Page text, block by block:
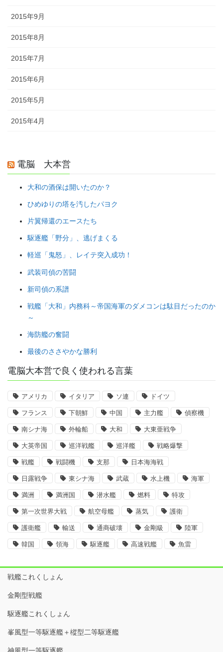
2015年9月
2015年8月
2015年7月
2015年6月
2015年5月
2015年4月
電脳 大本営
大和の酒保は開いたのか？
ひめゆりの塔を汚したパヨク
片翼帰還のエースたち
駆逐艦「野分」、逃げまくる
軽巡「鬼怒」、レイテ突入成功！
武装司偵の苦闘
新司偵の系譜
戦艦「大和」内務科～帝国海軍のダメコンは駄目だったのか
～
海防艦の奮闘
最後のささやかな勝利
電脳大本営で良く使われる言葉
アメリカ イタリア ソ連 ドイツ
フランス 下朝鮮 中国 主力艦 偵察機
南シナ海 外輪船 大和 大東亜戦争
大英帝国 巡洋戦艦 巡洋艦 戦略爆撃
戦艦 戦闘機 支那 日本海海戦
日露戦争 東シナ海 武蔵 水上機 海軍
満洲 満洲国 潜水艦 燃料 特攻
第一次世界大戦 航空母艦 蒸気 護衛
護衛艦 輸送 通商破壊 金剛級 陸軍
韓国 領海 駆逐艦 高速戦艦 魚雷
戦艦これくしょん
金剛型戦艦
駆逐艦これくしょん
峯風型一等駆逐艦＋樅型二等駆逐艦